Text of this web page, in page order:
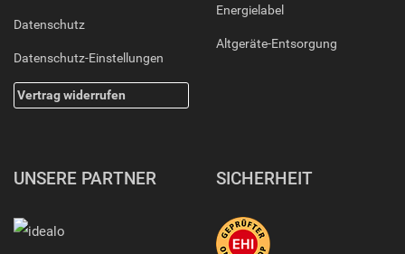
Datenschutz
Datenschutz-Einstellungen
Vertrag widerrufen
Energielabel
Altgeräte-Entsorgung
UNSERE PARTNER SICHERHEIT